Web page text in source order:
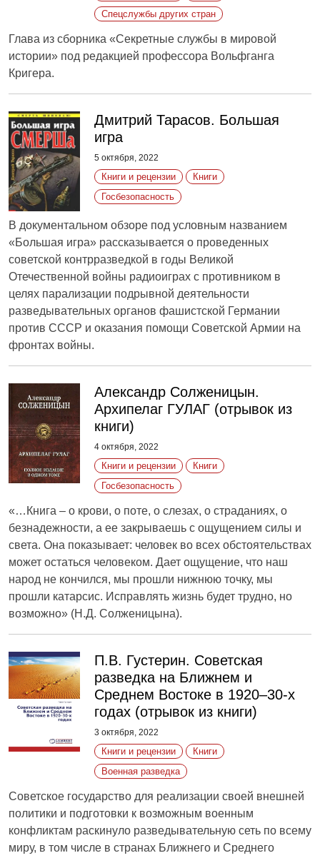
Спецслужбы других стран
Глава из сборника «Секретные службы в мировой
истории» под редакцией профессора Вольфганга
Кригера.
Дмитрий Тарасов. Большая
игра
5 октября, 2022
Книги и рецензии
Книги
Госбезопасность
В документальном обзоре под условным названием
«Большая игра» рассказывается о проведенных
советской контрразведкой в годы Великой
Отечественной войны радиоиграх с противником в
целях парализации подрывной деятельности
разведывательных органов фашистской Германии
против СССР и оказания помощи Советской Армии на
фронтах войны.
Александр Солженицын.
Архипелаг ГУЛАГ (отрывок из
книги)
4 октября, 2022
Книги и рецензии
Книги
Госбезопасность
«…Книга – о крови, о поте, о слезах, о страданиях, о
безнадежности, а ее закрываешь с ощущением силы и
света. Она показывает: человек во всех обстоятельствах
может остаться человеком. Дает ощущение, что наш
народ не кончился, мы прошли нижнюю точку, мы
прошли катарсис. Исправлять жизнь будет трудно, но
возможно» (Н.Д. Солженицына).
П.В. Густерин. Советская
разведка на Ближнем и
Среднем Востоке в 1920–30-х
годах (отрывок из книги)
3 октября, 2022
Книги и рецензии
Книги
Военная разведка
Советское государство для реализации своей внешней
политики и подготовки к возможным военным
конфликтам раскинуло разведывательную сеть по всему
миру, в том числе в странах Ближнего и Среднего